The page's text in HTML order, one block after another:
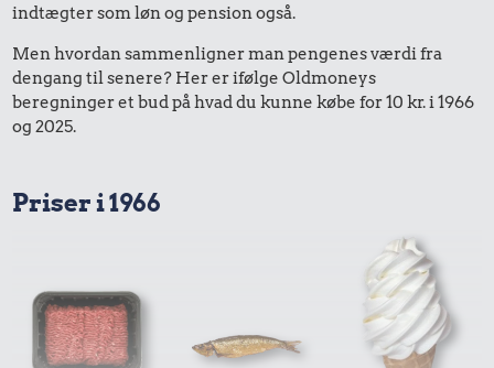
indtægter som løn og pension også.
Men hvordan sammenligner man pengenes værdi fra
dengang til senere? Her er ifølge Oldmoneys
beregninger et bud på hvad du kunne købe for 10 kr. i 1966
og 2025.
Priser i 1966